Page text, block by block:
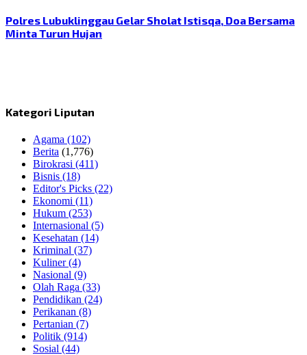
Polres Lubuklinggau Gelar Sholat Istisqa, Doa Bersama
Minta Turun Hujan
Kategori Liputan
Agama (102)
Berita (1,776)
Birokrasi (411)
Bisnis (18)
Editor's Picks (22)
Ekonomi (11)
Hukum (253)
Internasional (5)
Kesehatan (14)
Kriminal (37)
Kuliner(4)
Nasional (9)
Olah Raga (33)
Pendidikan (24)
Perikanan (8)
Pertanian (7)
Politik (914)
Sosial (44)